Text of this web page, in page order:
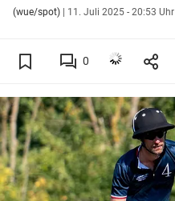
(wue/spot) | 11. Juli 2025 - 20:53 Uhr
0